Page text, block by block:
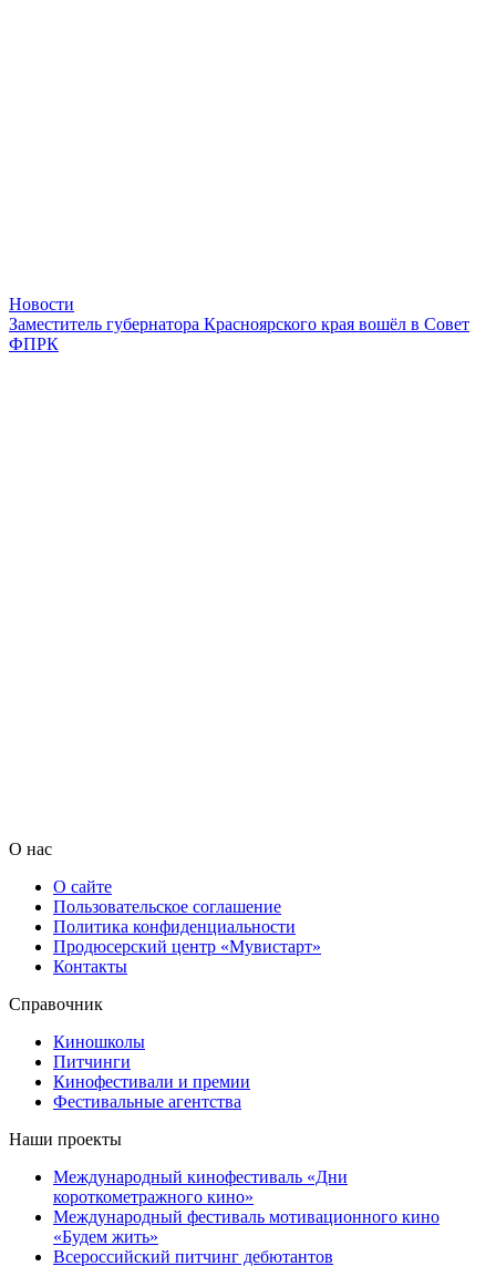
Новости
Заместитель губернатора Красноярского края вошёл в Совет
ФПРК
О нас
О сайте
Пользовательское соглашение
Политика конфиденциальности
Продюсерский центр «Мувистарт»
Контакты
Справочник
Киношколы
Питчинги
Кинофестивали и премии
Фестивальные агентства
Наши проекты
Международный кинофестиваль «Дни
короткометражного кино»
Международный фестиваль мотивационного кино
«Будем жить»
Всероссийский питчинг дебютантов